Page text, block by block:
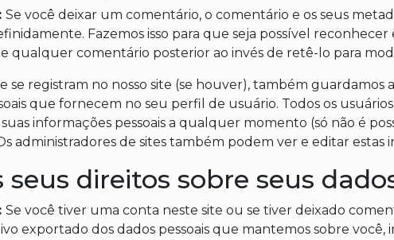
Se você deixar um comentário, o comentário e os seus
Fazemos isso para que seja possível reconhecer
qualquer comentário posterior ao invés de retê-lo para
se registram no nosso site (se houver), também guardamos
que fornecem no seu perfil de usuário. Todos os
informações pessoais a qualquer momento (só não é
administradores de sites também podem ver e editar estas
seus direitos sobre seus
Se você tiver uma conta neste site ou se tiver deixado
exportado dos dados pessoais que mantemos sobre você,